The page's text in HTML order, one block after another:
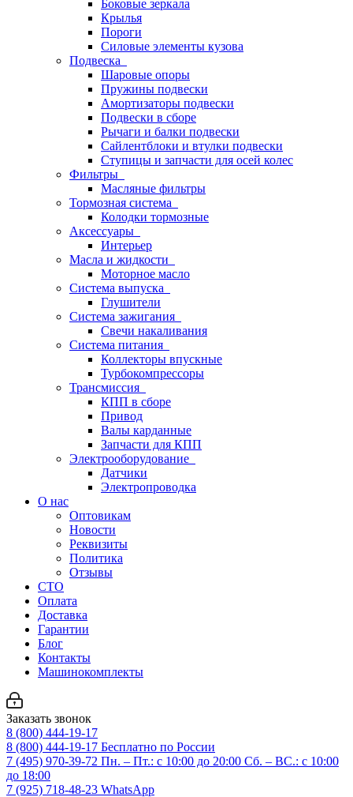
Боковые зеркала
Крылья
Пороги
Силовые элементы кузова
Подвеска
Шаровые опоры
Пружины подвески
Амортизаторы подвески
Подвески в сборе
Рычаги и балки подвески
Сайлентблоки и втулки подвески
Ступицы и запчасти для осей колес
Фильтры
Масляные фильтры
Тормозная система
Колодки тормозные
Аксессуары
Интерьер
Масла и жидкости
Моторное масло
Система выпуска
Глушители
Система зажигания
Свечи накаливания
Система питания
Коллекторы впускные
Турбокомпрессоры
Трансмиссия
КПП в сборе
Привод
Валы карданные
Запчасти для КПП
Электрооборудование
Датчики
Электропроводка
О нас
Оптовикам
Новости
Реквизиты
Политика
Отзывы
СТО
Оплата
Доставка
Гарантии
Блог
Контакты
Машинокомплекты
Заказать звонок
8 (800) 444-19-17
8 (800) 444-19-17 Бесплатно по России
7 (495) 970-39-72 Пн. – Пт.: с 10:00 до 20:00 Сб. – ВС.: c 10:00
до 18:00
7 (925) 718-48-23 WhatsApp